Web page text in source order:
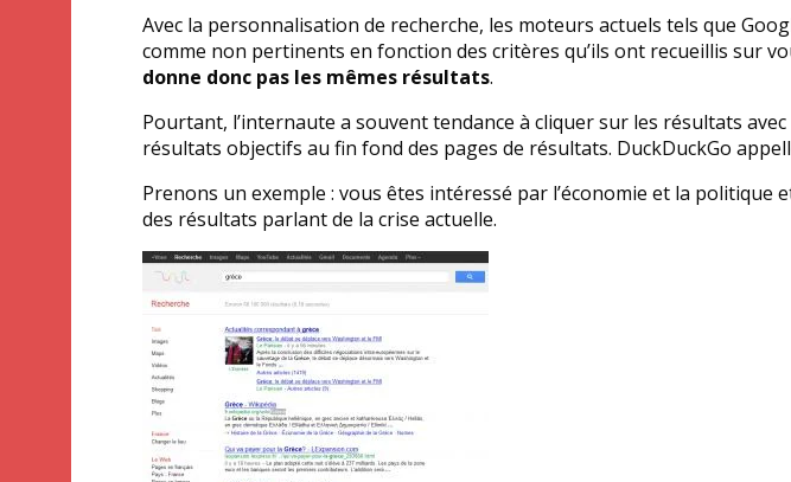
Avec la personnalisation de recherche, les moteurs actuels tels que
comme non pertinents en fonction des critères qu’ils ont recueillis sur
donne donc pas les mêmes résultats.
Pourtant, l’internaute a souvent tendance à cliquer sur les résultats
résultats objectifs au fin fond des pages de résultats. DuckDuckGo
Prenons un exemple : vous êtes intéressé par l’économie et la politique
des résultats parlant de la crise actuelle.